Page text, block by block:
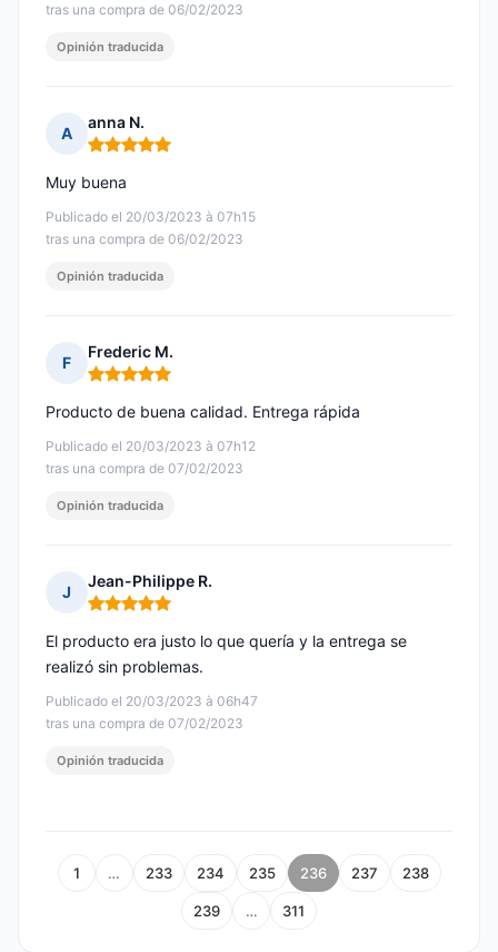
tras una compra de 06/02/2023
Opinión traducida
A
anna N.
Nota: 5 de 5
Publicado el 20/03/2023 à 07h15
tras una compra de 06/02/2023
Muy buena
Opinión traducida
F
Frederic M.
Nota: 5 de 5
Publicado el 20/03/2023 à 07h12
tras una compra de 07/02/2023
Producto de buena calidad. Entrega rápida
Opinión traducida
J
Jean-Philippe R.
Nota: 5 de 5
Publicado el 20/03/2023 à 06h47
tras una compra de 07/02/2023
El producto era justo lo que quería y la entrega se
realizó sin problemas.
Opinión traducida
1 … 233 234 235 236 237 238
239 … 311